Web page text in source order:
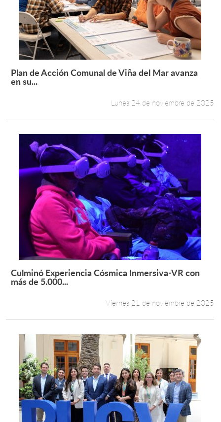
Leer más +
Plan de Acción Comunal de Viña del Mar avanza
en su...
Lunes 24 de noviembre de 2025
Leer más +
Culminó Experiencia Cósmica Inmersiva-VR con
más de 5.000...
Viernes 21 de noviembre de 2025